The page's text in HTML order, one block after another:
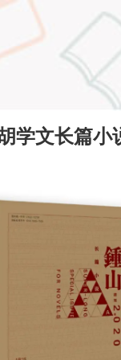
学文长篇小